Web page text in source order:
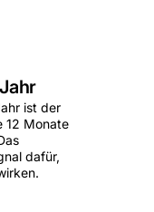
ist der
12 Monate
dafür,